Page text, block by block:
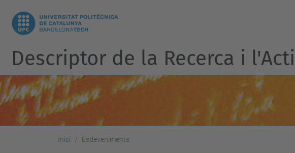
Descriptor de la Recerca i
Inici Esdeveniments